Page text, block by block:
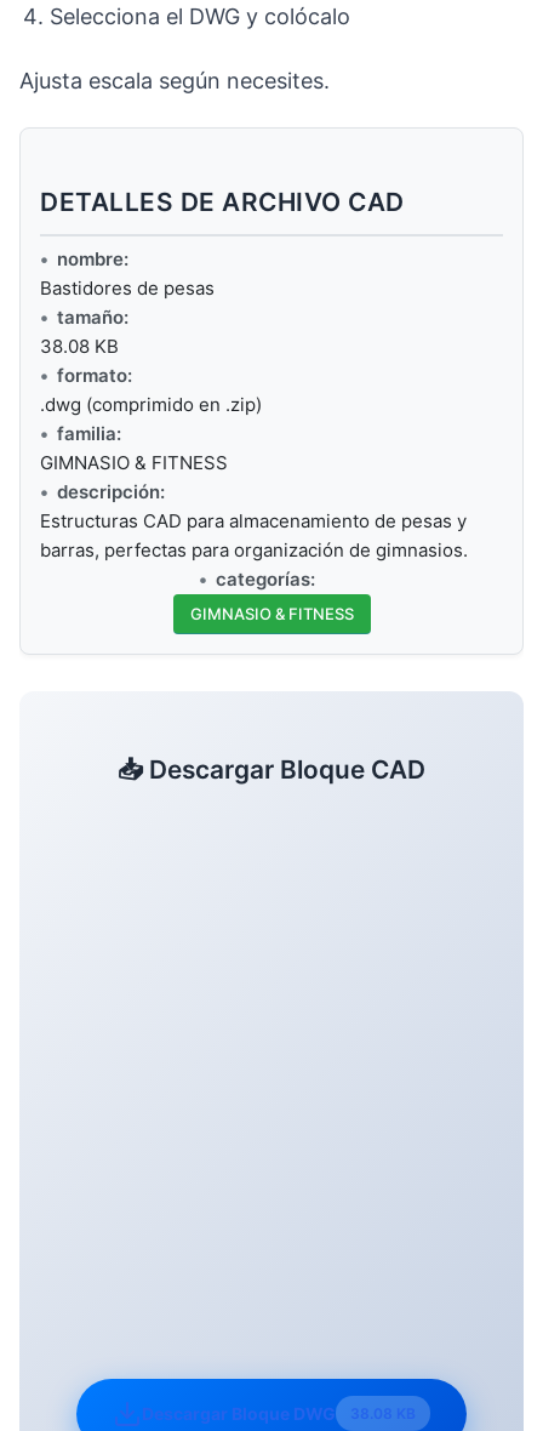
Selecciona el DWG y colócalo
Ajusta escala según necesites.
DETALLES DE ARCHIVO CAD
nombre:
Bastidores de pesas
tamaño:
38.08 KB
formato:
.dwg (comprimido en .zip)
familia:
GIMNASIO & FITNESS
descripción:
Estructuras CAD para almacenamiento de pesas y
barras, perfectas para organización de gimnasios.
categorías:
GIMNASIO & FITNESS
📥 Descargar Bloque CAD
Descargar Bloque DWG 38.08 KB